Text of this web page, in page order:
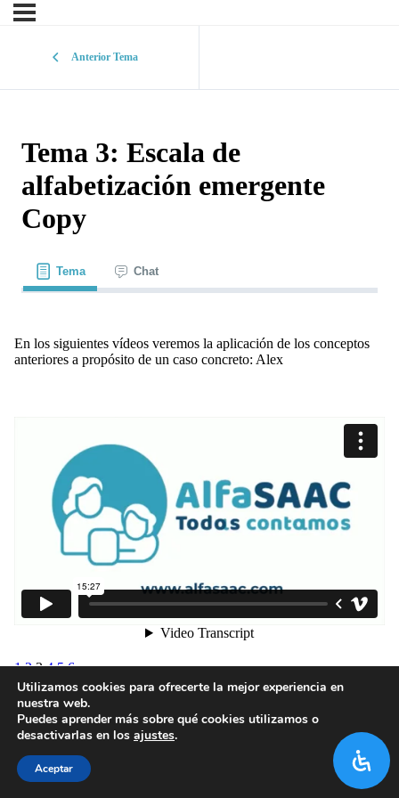
Anterior Tema
Tema 3: Escala de
alfabetización emergente
Copy
Tema Chat
En los siguientes vídeos veremos la aplicación de los conceptos
anteriores a propósito de un caso concreto: Alex
1 2 3 4 5 6
Utilizamos cookies para ofrecerte la mejor experiencia en
nuestra web.
Puedes aprender más sobre qué cookies utilizamos o
desactivarlas en los ajustes.
Aceptar